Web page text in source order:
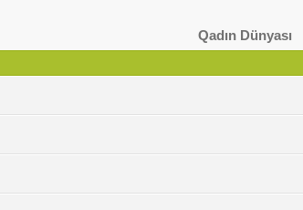
Qadın Dünyası